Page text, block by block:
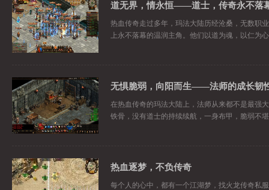
道无界，情永恒——道士，传奇永不落
热血传奇走过多年，玛法大陆历经沧桑，无数职
上永不落幕的温润主角。他们以道为魂，以仁为
无惧脆弱，向阳而生——法师的成长韧
在热血传奇的玛法大陆上，法师从来都不是最强
铁骨，没有道士的持续续航，一身布甲，脆弱不
热血逐梦，不负传奇
每个人的心中，都有一个江湖梦，找火龙传奇私